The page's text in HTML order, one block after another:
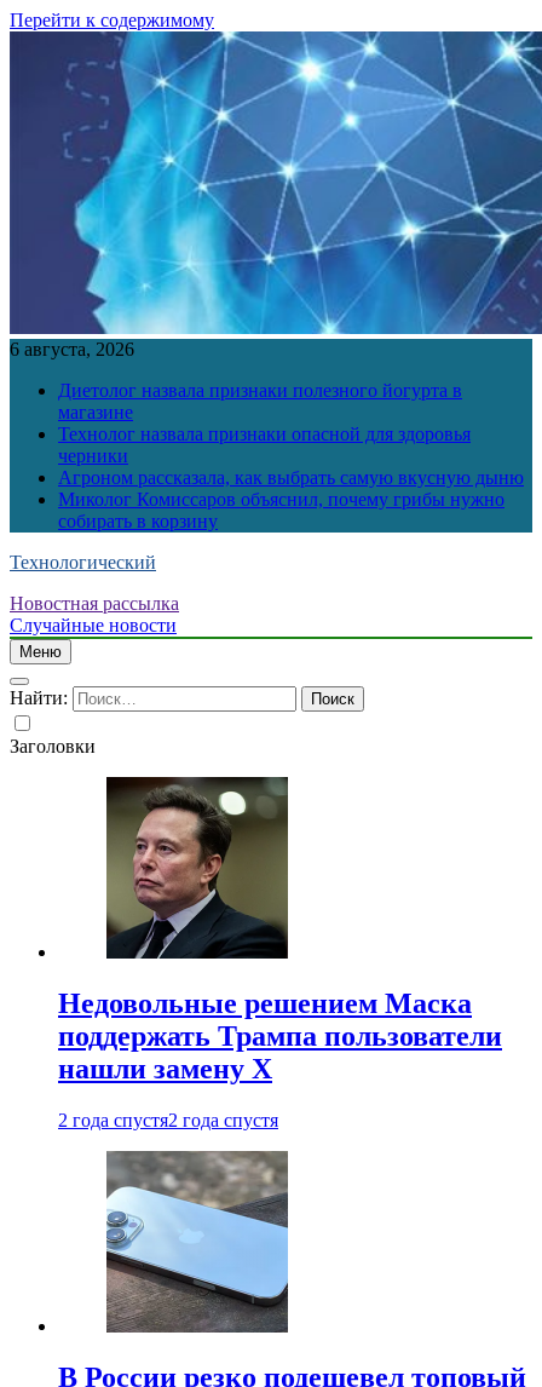
Перейти к содержимому
6 августа, 2026
Диетолог назвала признаки полезного йогурта в
магазине
Технолог назвала признаки опасной для здоровья
черники
Агроном рассказала, как выбрать самую вкусную дыню
Миколог Комиссаров объяснил, почему грибы нужно
собирать в корзину
Технологический
Новостная рассылка
Случайные новости
Меню
Найти:
Заголовки
Недовольные решением Маска
поддержать Трампа пользователи
нашли замену X
2 года спустя2 года спустя
В России резко подешевел топовый